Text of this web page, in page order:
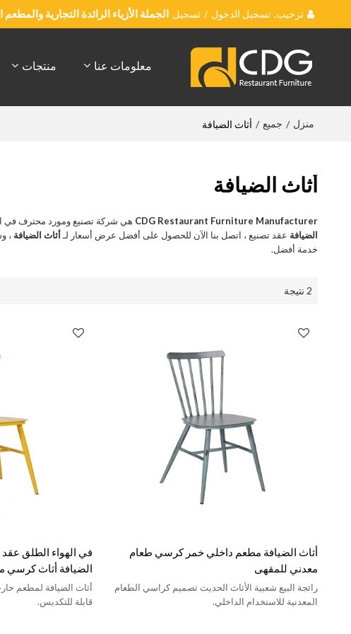
ترحيب, تسجيل الدخول / تسجيل الجملة الأزياء الرائدة التجارية
معلومات عنا منتجات
منزل / جميع / أثاث الضيافة
أثاث الضيافة
CDG Restaurant Furniture Manufacturer هي شركة تصنيع ومورد محترف في
الضيافة عقد تصنيع ، اتصل بنا الآن للحصول على أفضل عرض أسعار لـأثاث الضيافة ،
خدمة أفضل.
2 نتيجة
أثاث الضيافة مطعم داخلي خمر كرسي طعام
معدني للمقهى
رائجة البيع شعبية الأثاث الحديث تصميم كراسي الطعام
المعدنية للاستخدام الداخلي.
في الهواء الطلق
الضيافة أثاث كرسي
أثاث الضيافة لمطعم
قابلة للتكديس.